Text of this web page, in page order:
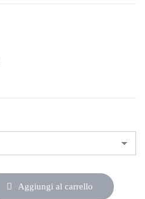
Aggiungi al carrello